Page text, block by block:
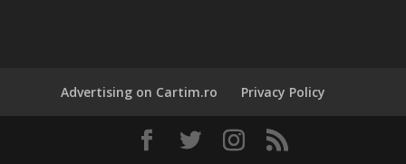
Advertising on Cartim.ro Privacy Policy